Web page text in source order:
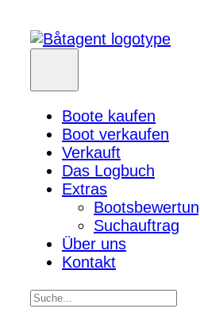
Boote kaufen
Boot verkaufen
Verkauft
Das Logbuch
Extras
Suchauftrag
Über uns
Kontakt